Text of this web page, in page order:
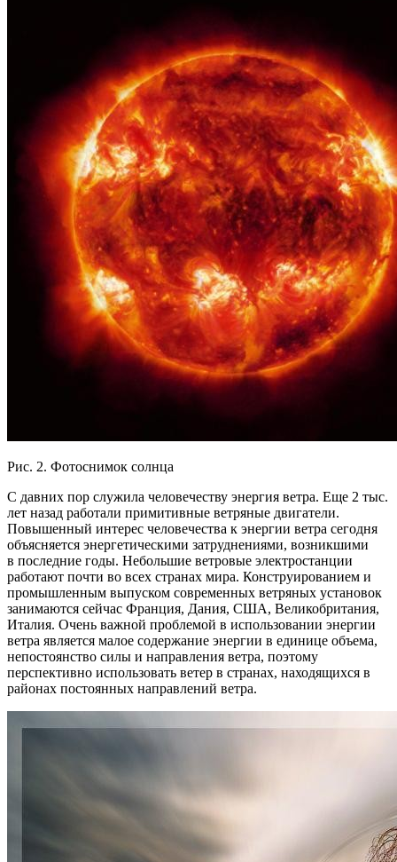
Рис. 2. Фотоснимок солнца
С давних пор служила человечеству энергия ветра. Еще 2 тыс.
лет назад работали примитивные ветряные двигатели.
Повышенный интерес человечества к энергии ветра сегодня
объясняется энергетическими затруднениями, возникшими
в последние годы. Небольшие ветровые электростанции
работают почти во всех странах мира. Конструированием и
промышленным выпуском современных ветряных установок
занимаются сейчас Франция, Дания, США, Великобритания,
Италия. Очень важной проблемой в использовании энергии
ветра является малое содержание энергии в единице объема,
непостоянство силы и направления ветра, поэтому
перспективно использовать ветер в странах, находящихся в
районах постоянных направлений ветра.